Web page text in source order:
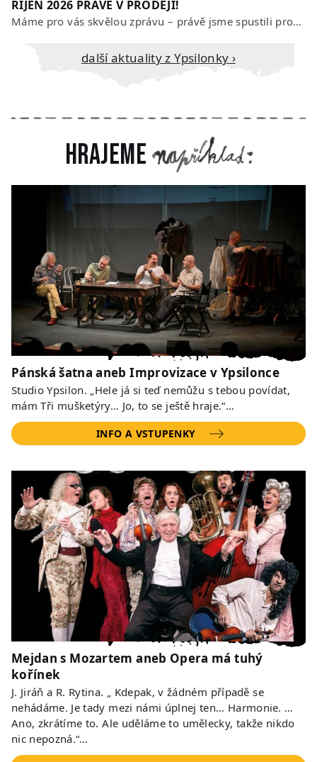
ŘÍJEN 2026 PRÁVĚ V PRODEJI!
Máme pro vás skvělou zprávu – právě jsme spustili prodej vstupenek na říjen…
Další aktuality z Ypsilonky ›
Hrajeme
Pánská šatna aneb Improvizace v Ypsilonce
Studio Ypsilon. „Hele já si teď nemůžu s tebou povídat,
mám Tři mušketýry… Jo, to se ještě hraje.“…
INFO A VSTUPENKY
Mejdan s Mozartem aneb Opera má tuhý
kořínek
J. Jiráň a R. Rytina. „ Kdepak, v žádném případě se
nehádáme. Je tady mezi námi úplnej ten… Harmonie. …
Ano, zkrátíme to. Ale uděláme to umělecky, takže nikdo
nic nepozná.“…